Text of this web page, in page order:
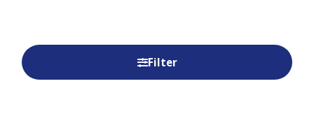
Filter